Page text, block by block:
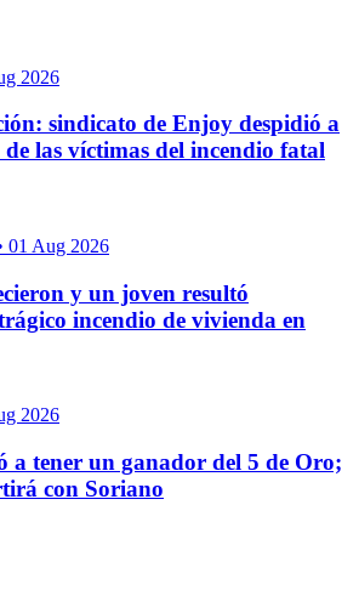
2026
sindicato de Enjoy despidió a
las víctimas del incendio fatal
01 Aug 2026
y un joven resultó
incendio de vivienda en
2026
a tener un ganador del 5 de Oro;
con Soriano